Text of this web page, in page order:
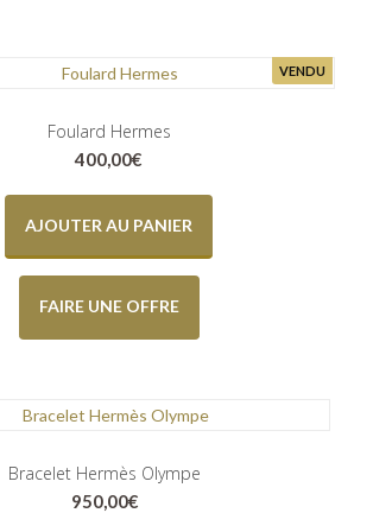
VENDU
Foulard Hermes
400,00€
AJOUTER AU PANIER
FAIRE UNE OFFRE
Bracelet Hermès Olympe
950,00€